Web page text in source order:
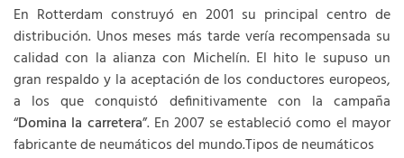
En Rotterdam construyó en 2001 su principal centro de
distribución. Unos meses más tarde vería recompensada su
calidad con la alianza con Michelín. El hito le supuso un
gran respaldo y la aceptación de los conductores europeos,
a los que conquistó definitivamente con la campaña
“Domina la carretera”. En 2007 se estableció como el mayor
fabricante de neumáticos del mundo.Tipos de neumáticos